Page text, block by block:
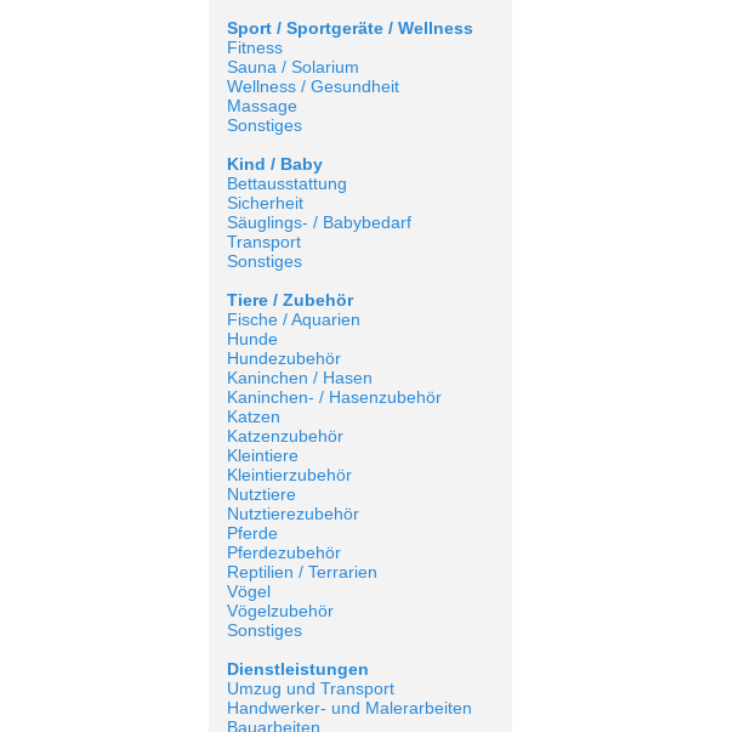
Sport / Sportgeräte / Wellness
Fitness
Sauna / Solarium
Wellness / Gesundheit
Massage
Sonstiges
Kind / Baby
Bettausstattung
Sicherheit
Säuglings- / Babybedarf
Transport
Sonstiges
Tiere / Zubehör
Fische / Aquarien
Hunde
Hundezubehör
Kaninchen / Hasen
Kaninchen- / Hasenzubehör
Katzen
Katzenzubehör
Kleintiere
Kleintierzubehör
Nutztiere
Nutztierezubehör
Pferde
Pferdezubehör
Reptilien / Terrarien
Vögel
Vögelzubehör
Sonstiges
Dienstleistungen
Umzug und Transport
Handwerker- und Malerarbeiten
Bauarbeiten